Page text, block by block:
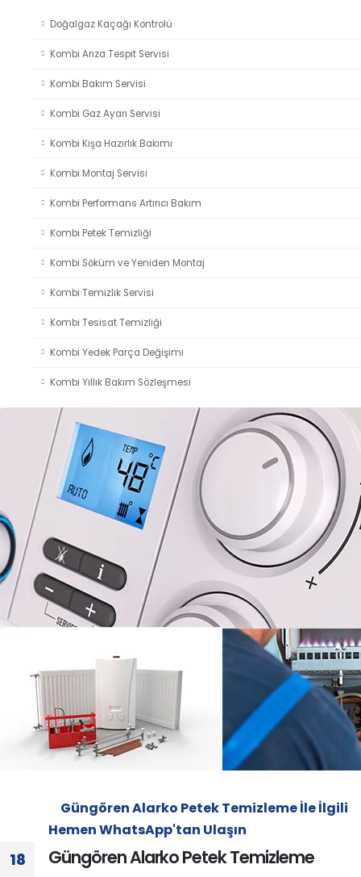
Doğalgaz Kaçağı Kontrolü
Kombi Arıza Tespit Servisi
Kombi Bakım Servisi
Kombi Gaz Ayarı Servisi
Kombi Kışa Hazırlık Bakımı
Kombi Montaj Servisi
Kombi Performans Artırıcı Bakım
Kombi Petek Temizliği
Kombi Söküm ve Yeniden Montaj
Kombi Temizlik Servisi
Kombi Tesisat Temizliği
Kombi Yedek Parça Değişimi
Kombi Yıllık Bakım Sözleşmesi
Güngören Alarko Petek Temizleme İle İlgili
Hemen WhatsApp'tan Ulaşın
18 Güngören Alarko Petek Temizleme